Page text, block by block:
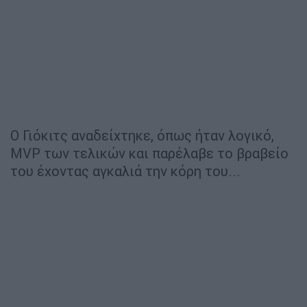
Ο Γιόκιτς αναδείχτηκε, όπως ήταν λογικό,
MVP των τελικών και παρέλαβε το βραβείο
του έχοντας αγκαλιά την κόρη του...